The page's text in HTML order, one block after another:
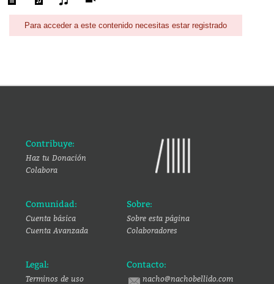
Para acceder a este contenido necesitas estar registrado
Contribuye:
Haz tu Donación
Colabora
Comunidad:
Cuenta básica
Cuenta Avanzada
Sobre:
Sobre esta página
Colaboradores
Legal:
Terminos de uso
Contacto:
nacho@nachobellido.com